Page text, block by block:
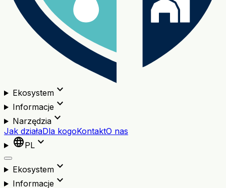
Ekosystemexpand_more
Informacjeexpand_more
Narzędziaexpand_more
Jak działaDla kogoKontaktO nas
languagePL expand_more
Ekosystemexpand_more
Informacjeexpand_more